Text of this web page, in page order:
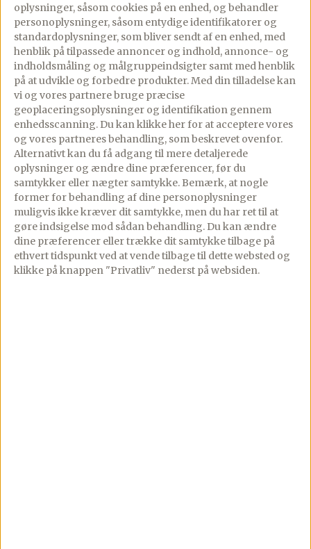
oplysninger, såsom cookies på en enhed, og behandler
personoplysninger, såsom entydige identifikatorer og
standardoplysninger, som bliver sendt af en enhed, med
henblik på tilpassede annoncer og indhold, annonce- og
indholdsmåling og målgruppeindsigter samt med henblik
på at udvikle og forbedre produkter.Med din tilladelse kan
vi og vores partnere bruge præcise
geoplaceringsoplysninger og identifikation gennem
enhedsscanning. Du kan klikke her for at acceptere vores
og vores partneres behandling, som beskrevet ovenfor.
Alternativt kan du få adgang til mere detaljerede
oplysninger og ændre dine præferencer, før du
samtykker eller nægter samtykke. Bemærk, at nogle
former for behandling af dine personoplysninger
muligvis ikke kræver dit samtykke, men du har ret til at
gøre indsigelse mod sådan behandling. Du kan ændre
dine præferencer eller trække dit samtykke tilbage på
ethvert tidspunkt ved at vende tilbage til dette websted og
klikke på knappen "Privatliv" nederst på websiden.
Pensl skærefladen med smeltet smør eller
smagsneutral olie, og grill dem ved god
høj varme i ca. 5-7 min. på skærefladen.
Anret fersknerne i små dessertglas, på en
tallerken eller lignende, top med kugler af
vaniljeis og hindbærcoulis.
Næringsindhold PREMIUM